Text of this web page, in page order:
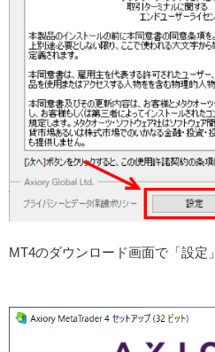
MT4のダウンロード画面で「設定